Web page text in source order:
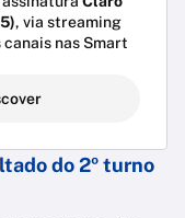
, via streaming
canais nas Smart
do 2º turno